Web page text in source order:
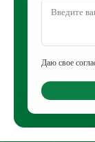
Даю свое